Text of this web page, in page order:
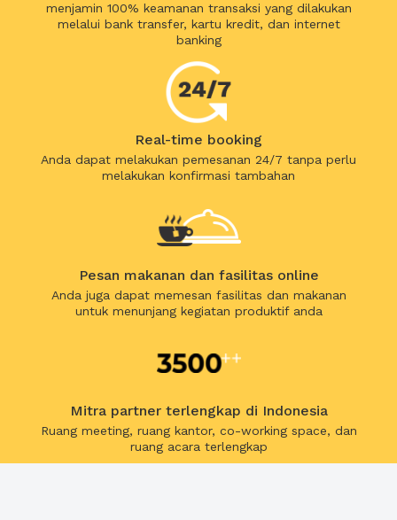
menjamin 100% keamanan transaksi yang dilakukan
melalui bank transfer, kartu kredit, dan internet
banking
Real-time booking
Anda dapat melakukan pemesanan 24/7 tanpa perlu
melakukan konfirmasi tambahan
Pesan makanan dan fasilitas online
Anda juga dapat memesan fasilitas dan makanan
untuk menunjang kegiatan produktif anda
Mitra partner terlengkap di Indonesia
Ruang meeting, ruang kantor, co-working space, dan
ruang acara terlengkap